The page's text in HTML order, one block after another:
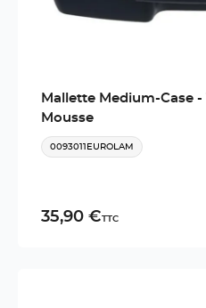
Mallette Medium-Case -
Mousse
0093011EUROLAM
35,90 €TTC